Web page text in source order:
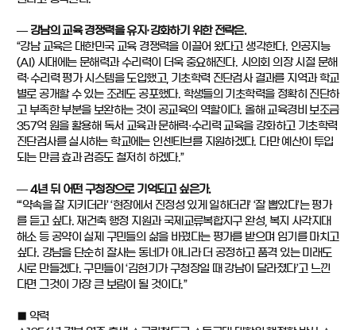
― 강남의 교육 경쟁력을 유지·강화하기 위한 전략은.
“강남 교육은 대한민국 교육 경쟁력을 이끌어 왔다고 생각한다. 인공지능
(AI) 시대에는 문해력과 수리력이 더욱 중요해진다. 시의회 의장 시절 문해
력·수리력 평가 시스템을 도입했고, 기초학력 진단검사 결과를 지역과 학교
별로 공개할 수 있는 조례도 공포했다. 학생들의 기초학력을 정확히 진단하
고 부족한 부분을 보완하는 것이 공교육의 역할이다. 올해 교육경비 보조금
357억 원을 활용해 독서 교육과 문해력·수리력 교육을 강화하고 기초학력
진단검사를 실시하는 학교에는 인센티브를 지원하겠다. 다만 예산이 투입
되는 만큼 효과 검증도 철저히 하겠다.”
― 4년 뒤 어떤 구청장으로 기억되고 싶은가.
“‘약속을 잘 지키더라’ ‘현장에서 진정성 있게 일하더라’ ‘잘 뽑았다’는 평가
를 듣고 싶다. 재건축 행정 지원과 국제교류복합지구 완성, 복지 사각지대
해소 등 공약이 실제 구민들의 삶을 바꿨다는 평가를 받으며 임기를 마치고
싶다. 강남을 단순히 잘사는 동네가 아니라 더 공정하고 품격 있는 미래도
시로 만들겠다. 구민들이 ‘김현기가 구청장일 때 강남이 달라졌다’고 느낀
다면 그것이 가장 큰 보람이 될 것이다.”
■ 약력